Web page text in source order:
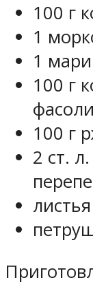
100 г
1
1
100 г
100 г
2 ст.